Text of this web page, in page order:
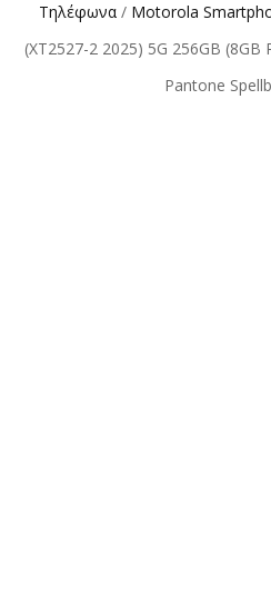
Τηλέφωνα/ Motorola
(XT2527-2 2025) 5G 256GB
Pantone